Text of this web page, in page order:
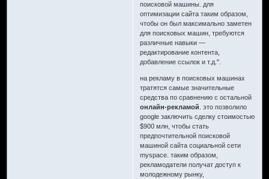
поисковой машины. для
оптимизации сайта таким образом,
чтобы он был максимально заметен
для поисковых машин, требуются
различные навыки —
редактирование контента,
добавление ссылок и т.д.".
на рекламу в поисковых машинах
тратятся самые значительные
средства по сравнению с остальной
онлайн-рекламой . это позволило
google заключить сделку стоимостью
$900 млн, чтобы стать
предпочтительной поисковой
машиной сайта социальной сети
myspace. таким образом,
рекламодатели получат доступ к
молодежному рынку,